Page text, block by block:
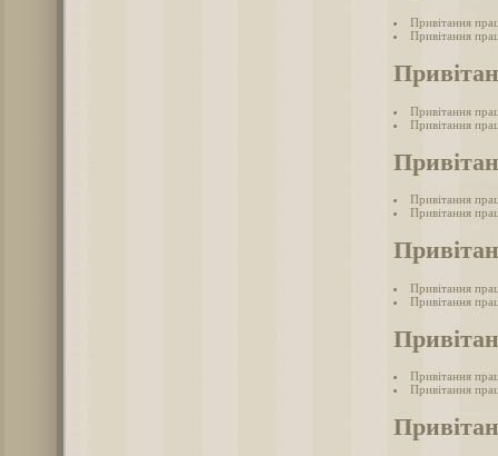
Привітання
Привітання
Привітання
Привітання
Привітання
Привітання
Привітання
Привітання
Привітання
Привітання